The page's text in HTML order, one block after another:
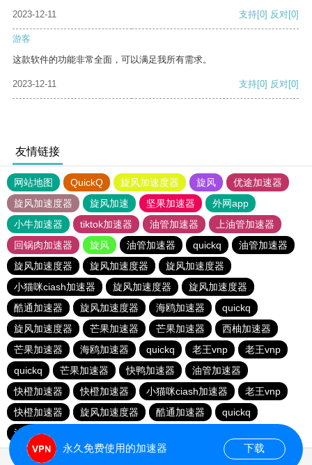
2023-12-11 支持[0] 反对[0]
游客
这款软件的功能非常全面，可以满足我所有需求。
2023-12-11 支持[0] 反对[0]
友情链接
网站地图 QuickQ 旋风加速度器 旋风
优途加速器
旋风加速度器
旋风加速 坚果加速器
外网app
小牛加速器
tiktok加速器 油管加速器
上油管加速器
回锅肉加速器
旋风 油管加速器 quickq
油管加速器
旋风加速度器
旋风加速度器
旋风加速度器
小猫咪ciash加速器
旋风加速度器
旋风加速度器
酷通加速器
旋风加速度器 海鸥加速器
quickq
旋风加速度器
芒果加速器 芒果加速器
西柚加速器
芒果加速器
海鸥加速器 quickq 老王vnp
老王vnp
quickq
芒果加速器 快鸭加速器
油管加速器
快橙加速器
快橙加速器 小猫咪ciash加速器
老王vnp
快橙加速器
旋风加速度器 酷通加速器
quickq
油管加速器
永久免费使用的加速器 下载